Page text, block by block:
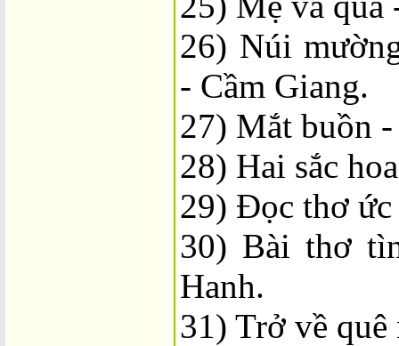
26) Núi
- Cầm Giang.
27) Mắt buồn
28) Hai sắc
29) Đọc thơ
30) Bài thơ
Hanh.
31) Trở về